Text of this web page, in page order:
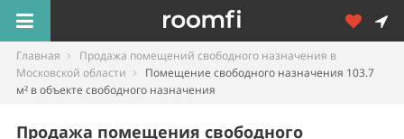
Главная
Продажа помещений свободного назначения в
Московской области
Помещение свободного назначения 103.7
м² в объекте свободного назначения
Продажа помещения свободного